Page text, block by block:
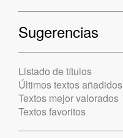
Sugerencias
Listado de títulos
Últimos textos añadidos
Textos mejor valorados
Textos favoritos